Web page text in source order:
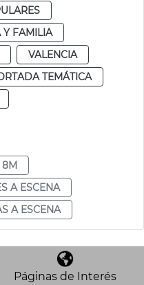
Y FAMILIA
VALENCIA
TEMÁTICA
8M
A ESCENA
A ESCENA
Páginas de Interés